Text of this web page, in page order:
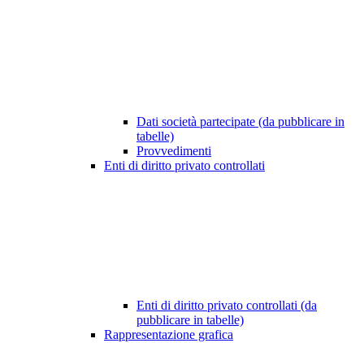
Dati società partecipate (da pubblicare in
tabelle)
Provvedimenti
Enti di diritto privato controllati
Enti di diritto privato controllati (da
pubblicare in tabelle)
Rappresentazione grafica